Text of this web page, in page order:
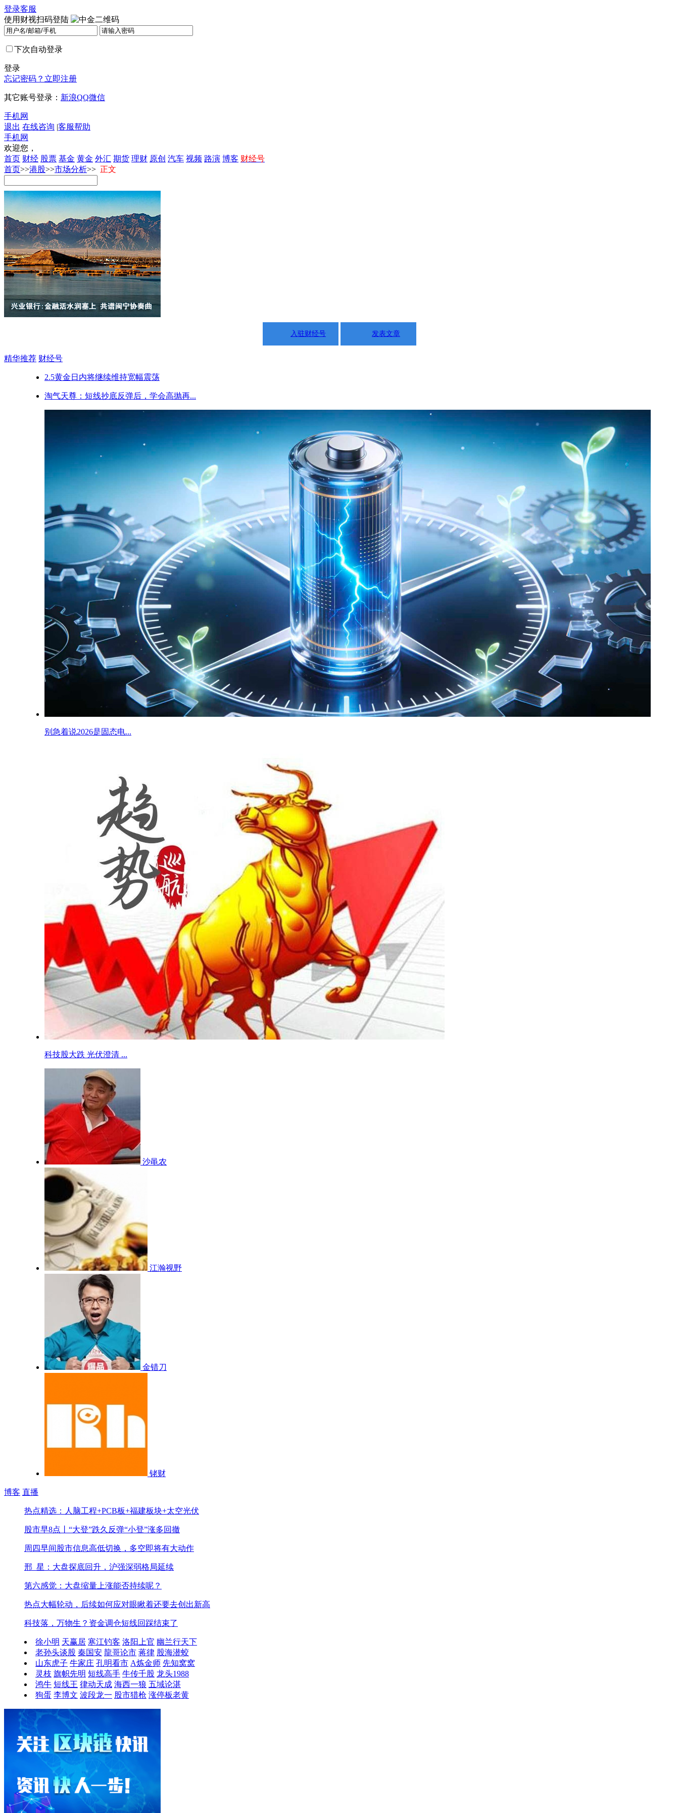
登录客服
使用财视扫码登陆
下次自动登录
登录
忘记密码？ 立即注册
其它账号登录： 新浪QQ微信
手机网
退出 在线咨询 |客服帮助
手机网
欢迎您，
首页 财经 股票 基金 黄金 外汇 期货 理财 原创 汽车 视频 路演 博客 财经号
首页>>港股>>市场分析>> 正文
入驻财经号 发表文章
精华推荐 财经号
2.5黄金日内将继续维持宽幅震荡
淘气天尊：短线抄底反弹后，学会高抛再...
别急着说2026是固态电...
科技股大跌 光伏澄清 ...
沙黾农
江瀚视野
金错刀
铑财
博客 直播
热点精选：人脑工程+PCB板+福建板块+太空光伏
股市早8点丨“大登”跌久反弹“小登”涨多回撤
周四早间股市信息高低切换，多空即将有大动作
邢_星：大盘探底回升，沪强深弱格局延续
第六感觉：大盘缩量上涨能否持续呢？
热点大幅轮动，后续如何应对眼瞅着还要去创出新高
科技落，万物生？资金调仓短线回踩结束了
徐小明 天赢居 寒江钓客 洛阳上官 幽兰行天下
老孙头谈股 秦国安 龍哥论市 蒋律 股海潜蛟
山东虎子 牛家庄 孔明看市 A炼金师 先知窝窝
灵枝 旗帜先明 短线高手 牛传千股 龙头1988
鸿牛 短线王 律动天成 海西一狼 五域论湛
狗蛋 李博文 波段龙一 股市猎枪 涨停板老黄